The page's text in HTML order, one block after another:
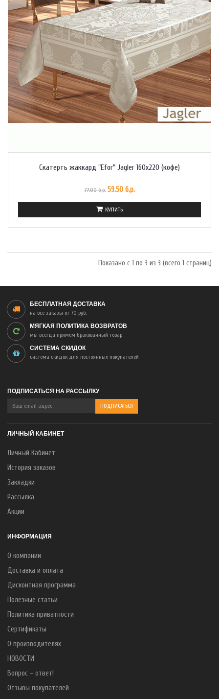
Скатерть жаккард "Efor" Jagler 160x220 (кофе)
77.00 б.р. 59.50 б.р.
КУПИТЬ
Показано с 1 по 3 из 3 (всего 1 страниц)
БЕСПЛАТНАЯ ДОСТАВКА
на все заказы от 70 руб.
МЯГКАЯ ПОЛИТИКА ВОЗВРАТОВ
мы всегда примем бракованный товар
СИСТЕМА СКИДОК
система скидок для постоянных покупателей
ПОДПИСАТЬСЯ НА РАССЫЛКУ
ЛИЧНЫЙ КАБИНЕТ
Личный Кабинет
История заказов
Закладки
Рассылка
Акции
ИНФОРМАЦИЯ
О компании
Доставка и оплата
Дисконтная программа
Полезные статьи
Политика приватности
Сертификаты
О производителях
НОВОСТИ
Вопрос - ответ!
Отзывы покупателей